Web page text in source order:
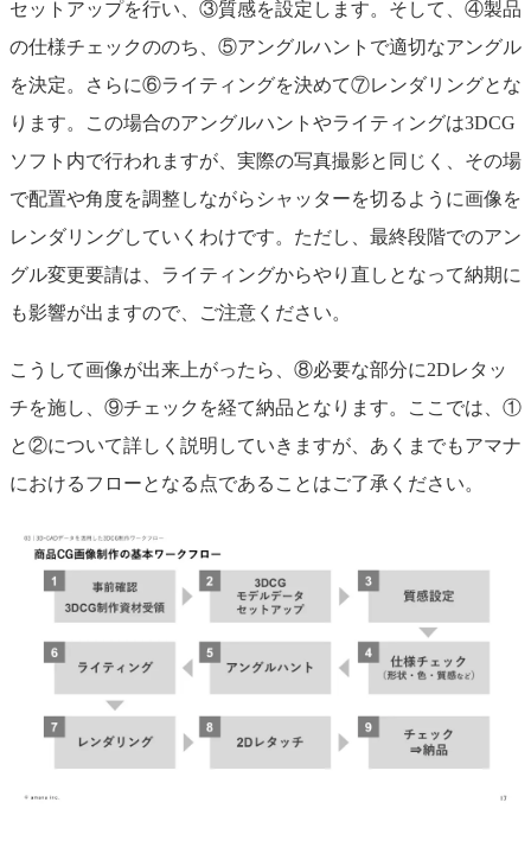
セットアップを行い、③質感を設定します。そして、④製品
の仕様チェックののち、⑤アングルハントで適切なアングル
を決定。さらに⑥ライティングを決めて⑦レンダリングとな
ります。この場合のアングルハントやライティングは3DCG
ソフト内で行われますが、実際の写真撮影と同じく、その場
で配置や角度を調整しながらシャッターを切るように画像を
レンダリングしていくわけです。ただし、最終段階でのアン
グル変更要請は、ライティングからやり直しとなって納期に
も影響が出ますので、ご注意ください。
こうして画像が出来上がったら、⑧必要な部分に2Dレタッ
チを施し、⑨チェックを経て納品となります。ここでは、①
と②について詳しく説明していきますが、あくまでもアマナ
におけるフローとなる点であることはご了承ください。